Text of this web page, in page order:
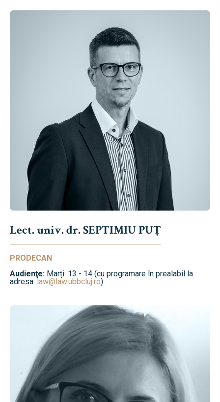
Lect. univ. dr. SEPTIMIU PUȚ
PRODECAN
Audienţe: Marți: 13 - 14 (cu programare în prealabil la
adresa:law@law.ubbcluj.ro)